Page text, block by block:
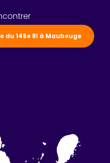
du 145e RI à Maubeuge